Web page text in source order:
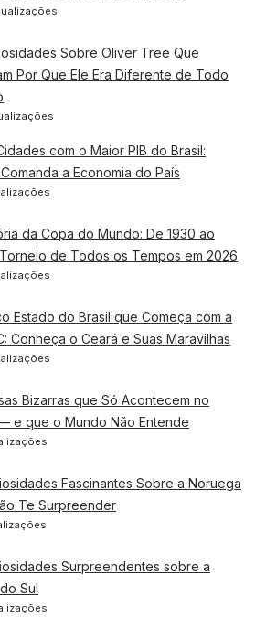
Sobre Oliver Tree Que
Por Que Ele Era Diferente de Todo
com o Maior PIB do Brasil:
a Economia do País
da Copa do Mundo: De 1930 ao
de Todos os Tempos em 2026
Estado do Brasil que Começa com a
Conheça o Ceará e Suas Maravilhas
Bizarras que Só Acontecem no
e que o Mundo Não Entende
Fascinantes Sobre a Noruega
Te Surpreender
Surpreendentes sobre a
Sul